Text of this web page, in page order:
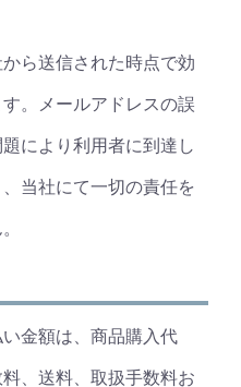
ら送信された時点で効
。メールアドレスの誤
により利用者に到達し
当社にて一切の責任を
金額は、商品購入代
、送料、取扱手数料お